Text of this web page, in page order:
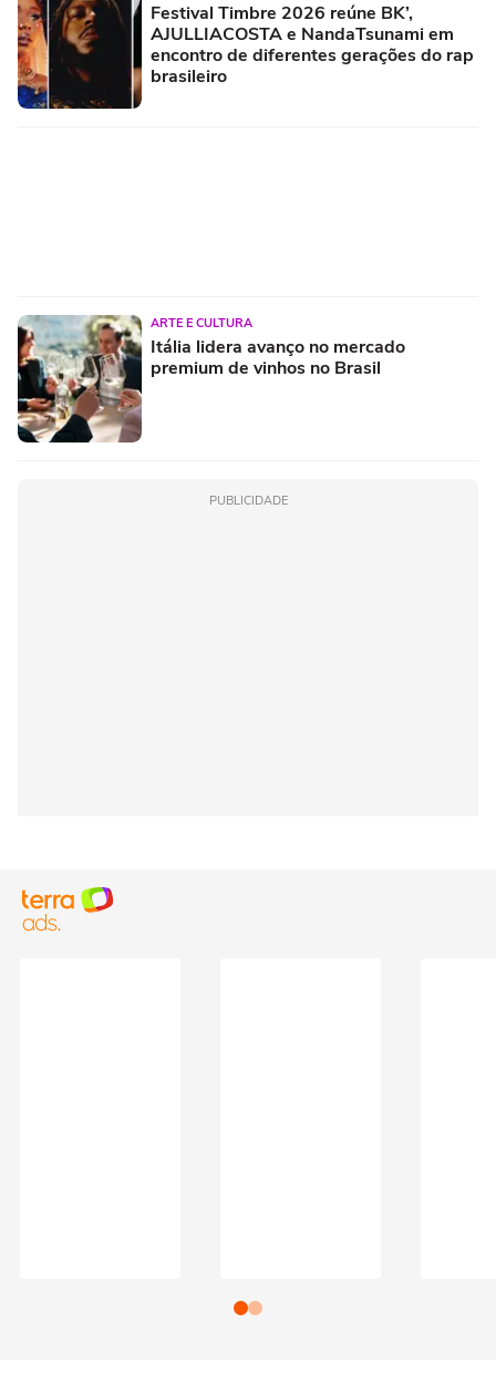
Festival Timbre 2026 reúne BK’,
AJULLIACOSTA e NandaTsunami em
encontro de diferentes gerações do rap
brasileiro
ARTE E CULTURA
Itália lidera avanço no mercado
premium de vinhos no Brasil
PUBLICIDADE